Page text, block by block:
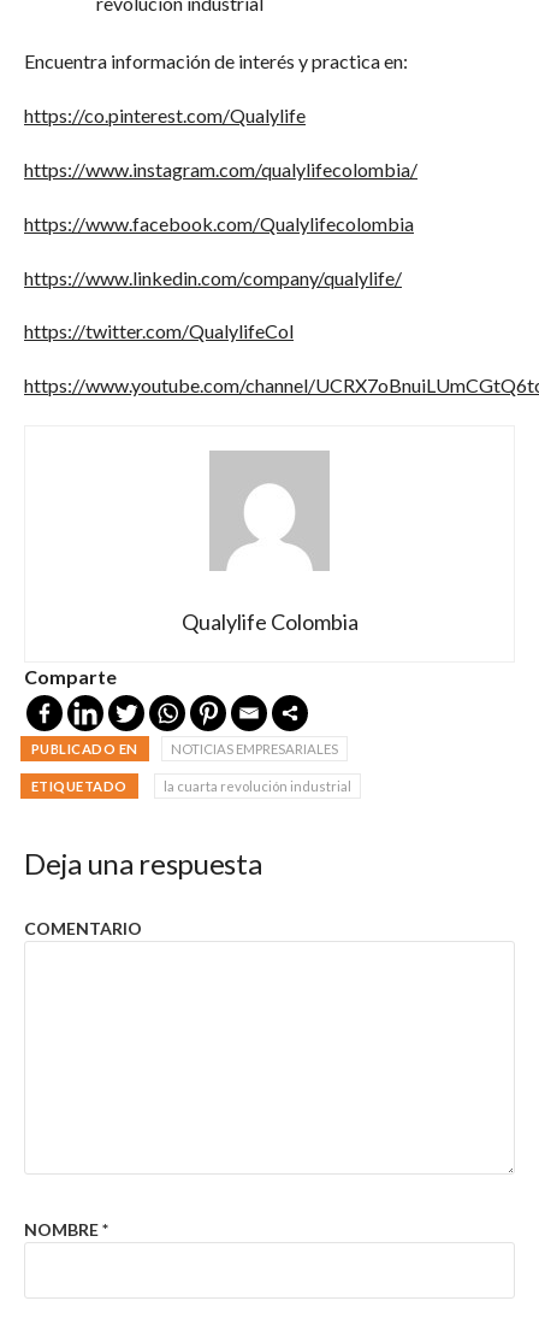
Encuentra información de interés y practica en:
https://co.pinterest.com/Qualylife
https://www.instagram.com/qualylifecolombia/
https://www.facebook.com/Qualylifecolombia
https://www.linkedin.com/company/qualylife/
https://twitter.com/QualylifeCol
https://www.youtube.com/channel/
Qualylife Colombia
Comparte
PUBLICADO EN NOTICIAS EMPRESARIALES
ETIQUETADO la cuarta revolución industrial
Deja una respuesta
COMENTARIO
NOMBRE*